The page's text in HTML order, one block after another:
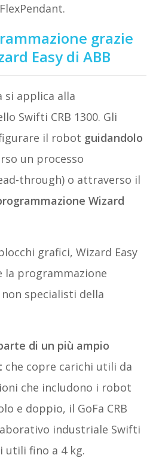
grazie
Easy di ABB
si applica alla
Swifti CRB 1300. Gli
il robot guidandolo
un processo
through) o attraverso il
Wizard
grafici, Wizard Easy
la programmazione
specialisti della
di un più ampio
che copre carichi utili da
che includono i robot
e doppio, il GoFa CRB
industriale Swifti
utili fino a 4 kg.